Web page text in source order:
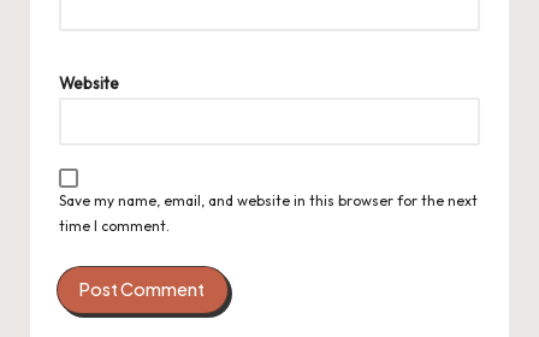
Website
Save my name, email, and website in this browser for the next
time I comment.